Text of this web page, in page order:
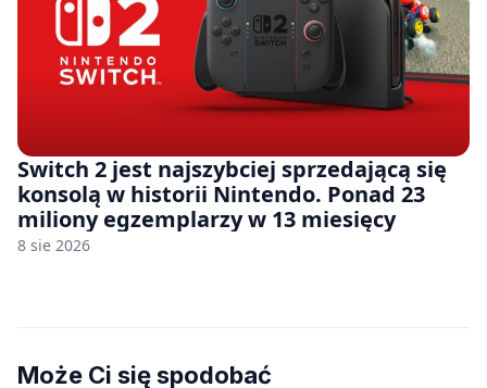
Switch 2 jest najszybciej sprzedającą się
konsolą w historii Nintendo. Ponad 23
miliony egzemplarzy w 13 miesięcy
8 sie 2026
Może Ci się spodobać